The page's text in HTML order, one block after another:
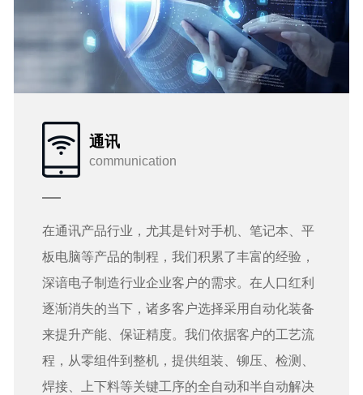
通讯
communication
在通讯产品行业，尤其是针对手机、笔记本、平
板电脑等产品的制程，我们积累了丰富的经验，
深谙电子制造行业企业客户的需求。在人口红利
逐渐消失的当下，诸多客户选择采用自动化装备
来提升产能、保证精度。我们依据客户的工艺流
程，从零组件到整机，提供组装、铆压、检测、
焊接、上下料等关键工序的全自动和半自动解决